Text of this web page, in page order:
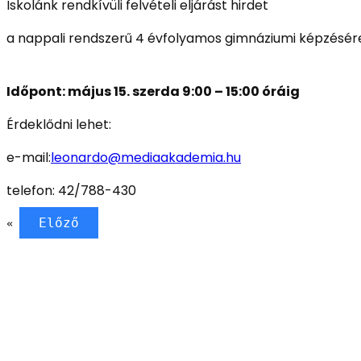
Iskolánk rendkívüli felvételi eljárást hirdet
a nappali rendszerű 4 évfolyamos gimnáziumi
Időpont: május 15. szerda 9:00 – 15:00 óráig
Érdeklődni lehet:
e-mail:leonardo@mediaakademia.hu
telefon: 42/788-430
« Előző